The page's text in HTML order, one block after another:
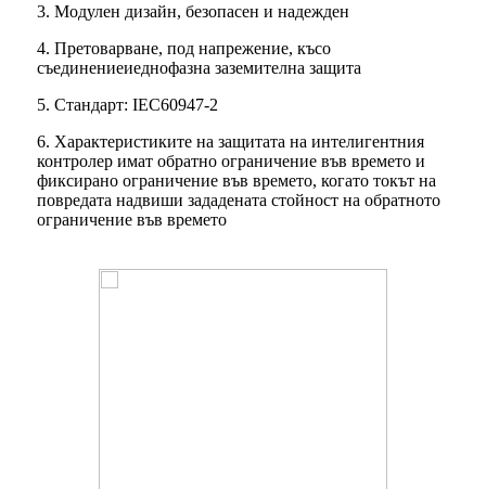
3. Модулен дизайн, безопасен и надежден
4. Претоварване, под напрежение, късо
съединениеиеднофазна заземителна защита
5. Стандарт: IEC60947-2
6. Характеристиките на защитата на интелигентния
контролер имат обратно ограничение във времето и
фиксирано ограничение във времето, когато токът на
повредата надвиши зададената стойност на обратното
ограничение във времето